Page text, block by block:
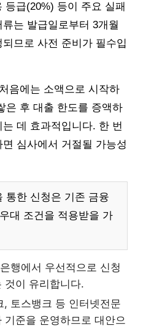
등급(20%) 등이 주요 실패
는 발급일로부터 3개월
므로 사전 준비가 필수입
음에는 소액으로 시작하
은 후 대출 한도를 증액하
데 효과적입니다. 한 번
심사에서 거절될 가능성
통한 신청은 기존 금융
대 조건을 적용받을 가
행에서 우선적으로 신청
것이 유리합니다.
, 토스뱅크 등 인터넷전문
기준을 운영하므로 대안으